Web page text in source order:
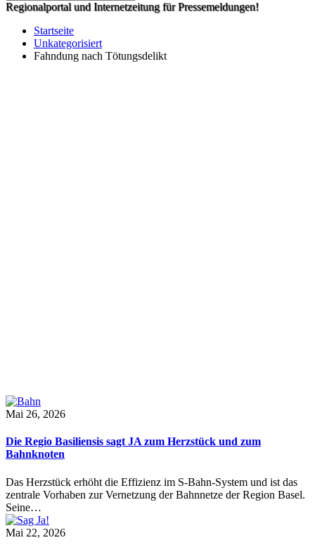
Regionalportal und Internetzeitung für Pressemeldungen!
Startseite
Unkategorisiert
Fahndung nach Tötungsdelikt
Mai 26, 2026
Die Regio Basiliensis sagt JA zum Herzstück und zum
Bahnknoten
Das Herzstück erhöht die Effizienz im S-Bahn-System und ist das
zentrale Vorhaben zur Vernetzung der Bahnnetze der Region Basel.
Seine…
Mai 22, 2026